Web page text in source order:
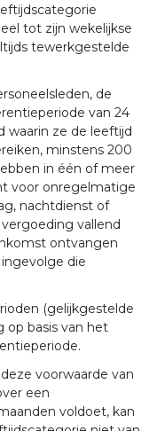
tot zijn wekelijkse
tewerkgestelde
de
van 24
waarin ze de leeftijd
minstens 200
in één of meer
voor onregelmatige
nachtdienst of
vallend
ontvangen
die
(gelijkgestelde
op basis van het
voorwaarde van
een
voldoet, kan